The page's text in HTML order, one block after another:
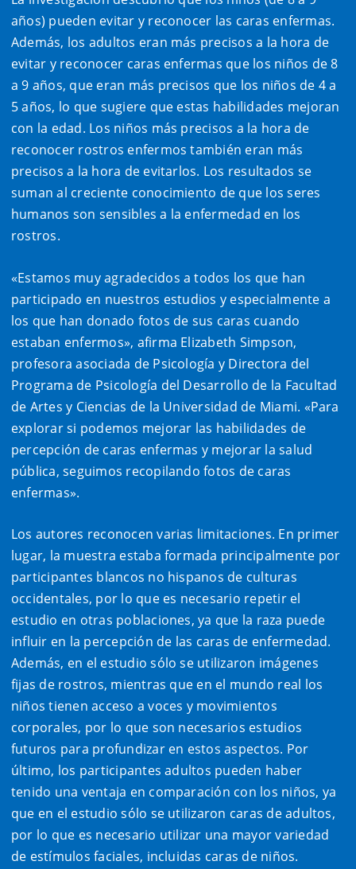
años) pueden evitar y reconocer las caras enfermas.
Además, los adultos eran más precisos a la hora de
evitar y reconocer caras enfermas que los niños de 8
a 9 años, que eran más precisos que los niños de 4 a
5 años, lo que sugiere que estas habilidades mejoran
con la edad. Los niños más precisos a la hora de
reconocer rostros enfermos también eran más
precisos a la hora de evitarlos. Los resultados se
suman al creciente conocimiento de que los seres
humanos son sensibles a la enfermedad en los
rostros.
«Estamos muy agradecidos a todos los que han
participado en nuestros estudios y especialmente a
los que han donado fotos de sus caras cuando
estaban enfermos», afirma Elizabeth Simpson,
profesora asociada de Psicología y Directora del
Programa de Psicología del Desarrollo de la Facultad
de Artes y Ciencias de la Universidad de Miami. «Para
explorar si podemos mejorar las habilidades de
percepción de caras enfermas y mejorar la salud
pública, seguimos recopilando fotos de caras
enfermas».
Los autores reconocen varias limitaciones. En primer
lugar, la muestra estaba formada principalmente por
participantes blancos no hispanos de culturas
occidentales, por lo que es necesario repetir el
estudio en otras poblaciones, ya que la raza puede
influir en la percepción de las caras de enfermedad.
Además, en el estudio sólo se utilizaron imágenes
fijas de rostros, mientras que en el mundo real los
niños tienen acceso a voces y movimientos
corporales, por lo que son necesarios estudios
futuros para profundizar en estos aspectos. Por
último, los participantes adultos pueden haber
tenido una ventaja en comparación con los niños, ya
que en el estudio sólo se utilizaron caras de adultos,
por lo que es necesario utilizar una mayor variedad
de estímulos faciales, incluidas caras de niños.